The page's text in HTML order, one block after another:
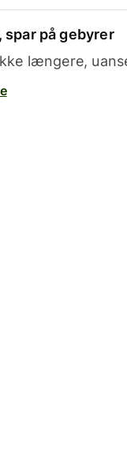
på gebyrer
længere,